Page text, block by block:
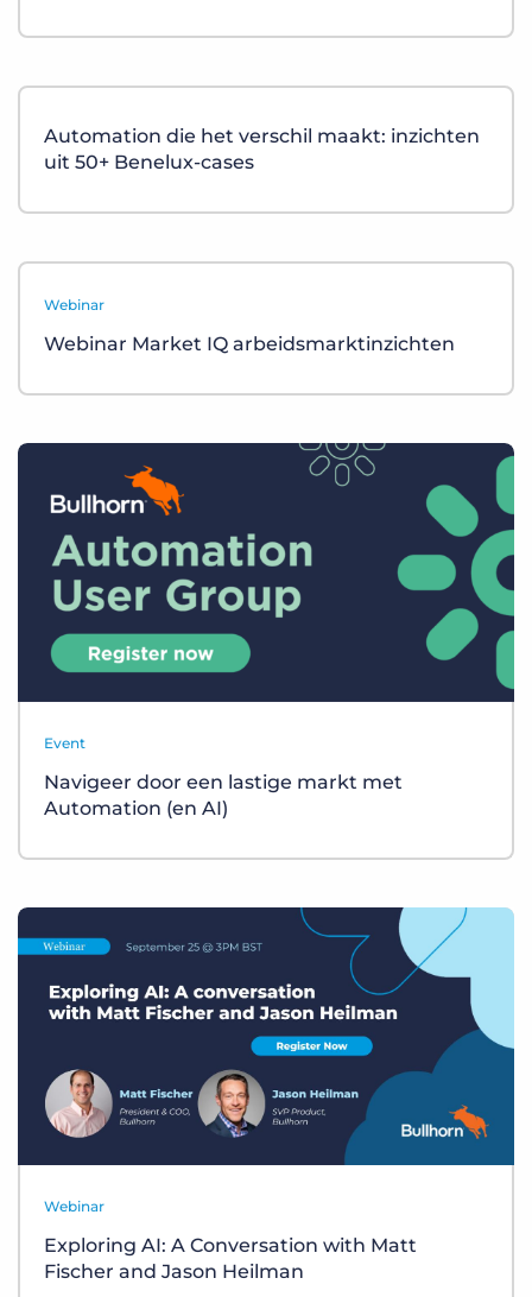
Automation die het verschil maakt: inzichten
uit 50+ Benelux-cases
Webinar
Webinar Market IQ arbeidsmarktinzichten
Event
Navigeer door een lastige markt met
Automation (en AI)
Webinar
Exploring AI: A Conversation with Matt
Fischer and Jason Heilman